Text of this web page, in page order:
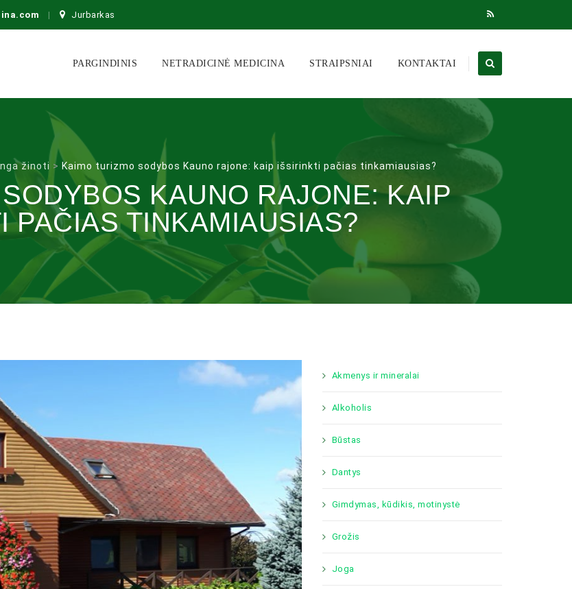
Jurbarkas
content
PARGINDINIS NETRADICINĖ MEDICINA STRAIPSNIAI KONTAKTAI
žinoti > Kaimo turizmo sodybos Kauno rajone: kaip išsirinkti pačias tinkamiausias?
KAUNO RAJONE: KAIP
PAČIAS TINKAMIAUSIAS?
Akmenys ir mineralai
Alkoholis
Būstas
Dantys
Gimdymas, kūdikis, motinystė
Grožis
Joga